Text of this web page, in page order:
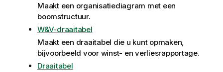
Maakt een organisatiediagram met een
boomstructuur.
W&V-draaitabel
Maakt een draaitabel die u kunt opmaken,
bijvoorbeeld voor winst- en verliesrapportage.
Draaitabel